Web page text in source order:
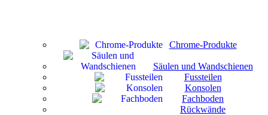
Chrome-Produkte
Säulen und Wandschienen
Fussteilen
Konsolen
Fachboden
Rückwände